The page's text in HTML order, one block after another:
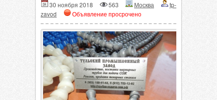
30 ноября 2018 563 Москва
tp-
zavod
Объявление просрочено